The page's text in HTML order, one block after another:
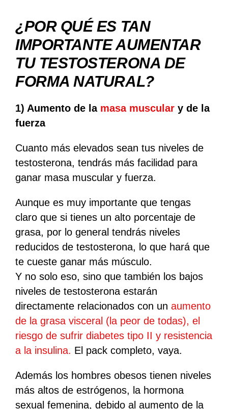
¿POR QUÉ ES TAN
IMPORTANTE AUMENTAR
TU TESTOSTERONA DE
FORMA NATURAL?
1) Aumento de la masa musculary de la
fuerza
Cuanto más elevados sean tus niveles de
testosterona, tendrás más facilidad para
ganar masa muscular y fuerza.
Aunque es muy importante que tengas
claro que si tienes un alto porcentaje de
grasa, por lo general tendrás niveles
reducidos de testosterona, lo que hará que
te cueste ganar más músculo.
Y no solo eso, sino que también los bajos
niveles de testosterona estarán
directamente relacionados con un aumento
de la grasa visceral (la peor de todas), el
riesgo de sufrir diabetes tipo II y resistencia
a la insulina. El pack completo, vaya.
Además los hombres obesos tienen niveles
más altos de estrógenos, la hormona
sexual femenina, debido al aumento de la